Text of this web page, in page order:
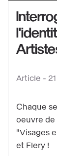
Voir
contenu
Interrogez-
sur
Article -
Chaque
oeuvre de
"Visages
et Flery !